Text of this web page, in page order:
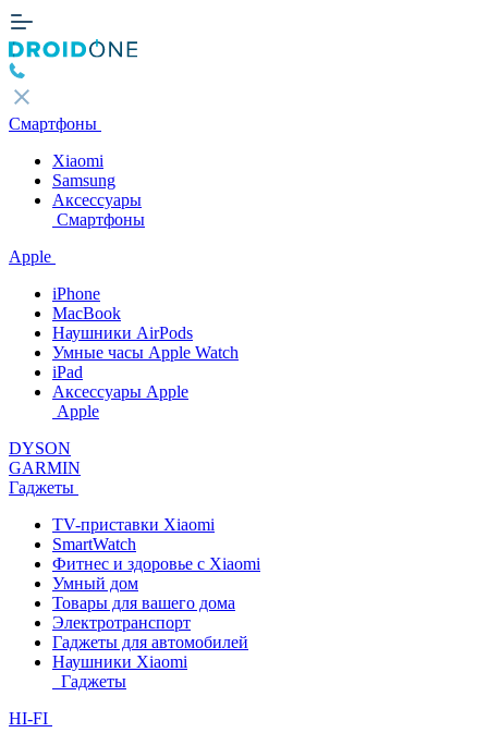
Смартфоны
Xiaomi
Samsung
Аксессуары
Смартфоны
Apple
iPhone
MacBook
Наушники AirPods
Умные часы Apple Watch
iPad
Аксессуары Apple
Apple
DYSON
GARMIN
Гаджеты
TV-приставки Xiaomi
SmartWatch
Фитнес и здоровье с Xiaomi
Умный дом
Товары для вашего дома
Электротранспорт
Гаджеты для автомобилей
Наушники Xiaomi
Гаджеты
HI-FI